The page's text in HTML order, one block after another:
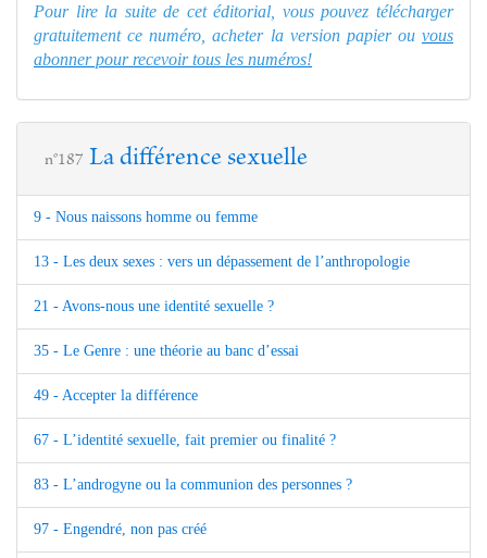
Pour lire la suite de cet éditorial, vous pouvez télécharger
gratuitement ce numéro, acheter la version papier ou vous
abonner pour recevoir tous les numéros!
n°187 La différence sexuelle
9 - Nous naissons homme ou femme
13 - Les deux sexes : vers un dépassement de l’anthropologie
21 - Avons-nous une identité sexuelle ?
35 - Le Genre : une théorie au banc d’essai
49 - Accepter la différence
67 - L’identité sexuelle, fait premier ou finalité ?
83 - L’androgyne ou la communion des personnes ?
97 - Engendré, non pas créé